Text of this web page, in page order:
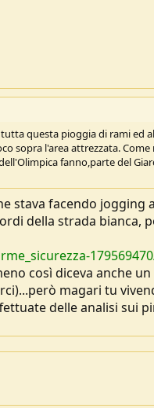
questa pioggia di rami ed
sopra l'area attrezzata.
fanno,parte del
stava facendo jogging
della strada bianca,
così diceva anche
magari tu
delle analisi sui